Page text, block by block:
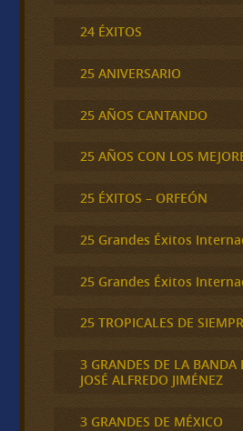
24 ÉXITOS
25 ANIVERSARIO
25 AÑOS CANTANDO
25 AÑOS CON LOS
25 ÉXITOS – ORFEÓN
25 Grandes Éxitos
25 Grandes Éxitos
25 TROPICALES DE
3 GRANDES DE LA BANDA
JOSÉ ALFREDO JIMÉNEZ
3 GRANDES DE MÉXICO